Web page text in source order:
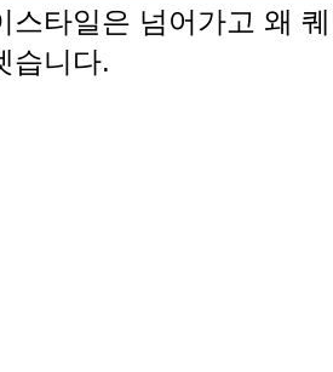
스타일은 넘어가고 왜
습니다.